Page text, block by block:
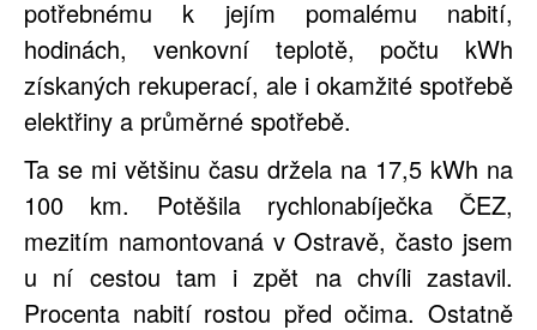
potřebnému k jejím pomalému nabití,
hodinách, venkovní teplotě, počtu kWh
získaných rekuperací, ale i okamžité spotřebě
elektřiny a průměrné spotřebě.
Ta se mi většinu času držela na 17,5 kWh na
100 km. Potěšila rychlonabíječka ČEZ,
mezitím namontovaná v Ostravě, často jsem
u ní cestou tam i zpět na chvíli zastavil.
Procenta nabití rostou před očima. Ostatně